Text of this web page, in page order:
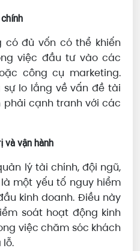
có đủ vốn có thể khiến
việc đầu tư vào các
công cụ marketing.
lo lắng về vấn đề tài
cạnh tranh với các
vận hành
lý tài chính, đội ngũ,
một yếu tố nguy hiểm
kinh doanh. Điều này
soát hoạt động kinh
việc chăm sóc khách
lỗ.